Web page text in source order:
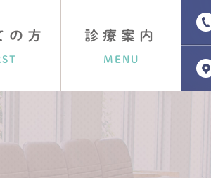
の方 診療案内
MENU
レーザー脱毛